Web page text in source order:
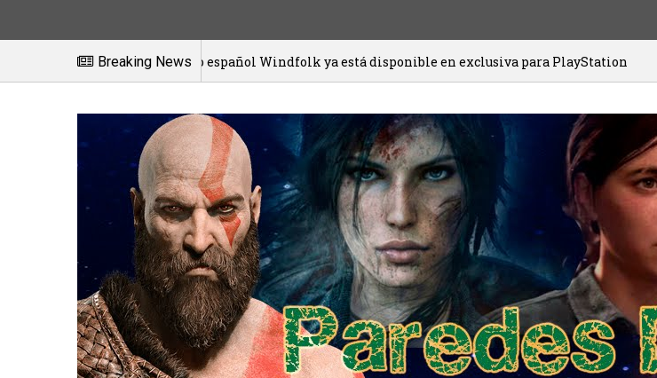
Breaking News
El juego español Windfolk ya está disponible en exclusiva para PlayStation 20/01/2021